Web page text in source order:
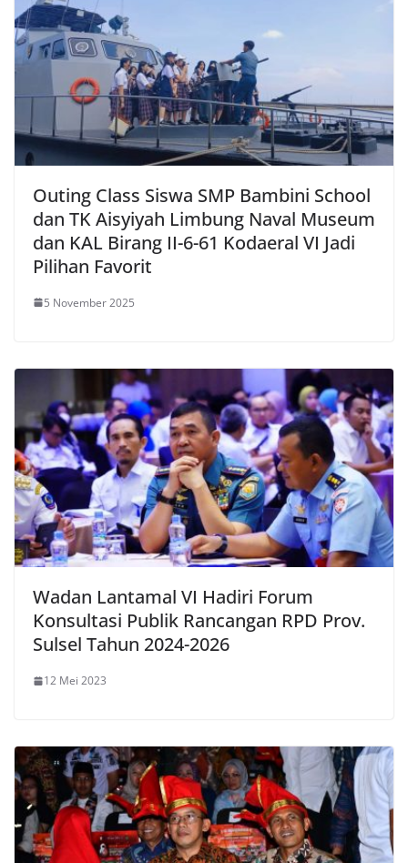
Outing Class Siswa SMP Bambini School
dan TK Aisyiyah Limbung Naval Museum
dan KAL Birang II-6-61 Kodaeral VI Jadi
Pilihan Favorit
5 November 2025
Wadan Lantamal VI Hadiri Forum
Konsultasi Publik Rancangan RPD Prov.
Sulsel Tahun 2024-2026
12 Mei 2023